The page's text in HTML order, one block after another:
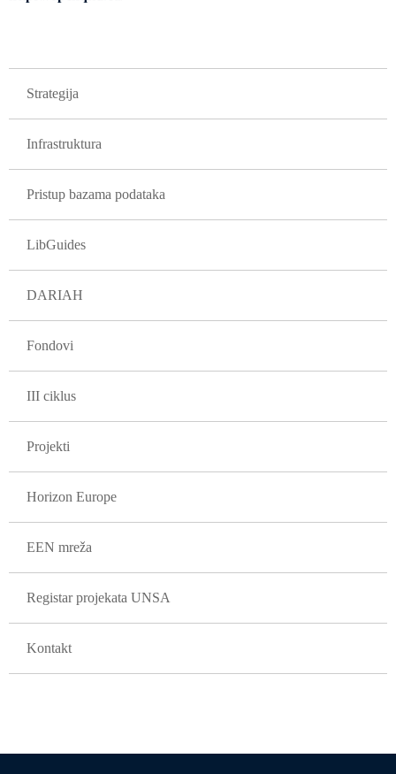
Strategija
Infrastruktura
Pristup bazama podataka
LibGuides
DARIAH
Fondovi
III ciklus
Projekti
Horizon Europe
EEN mreža
Registar projekata UNSA
Kontakt